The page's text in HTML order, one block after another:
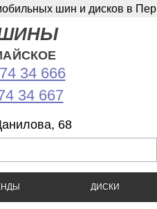
шин и дисков в
34 666
34 667
68
ДИСКИ